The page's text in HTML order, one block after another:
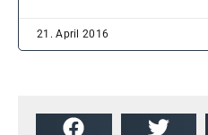
21. April 2016